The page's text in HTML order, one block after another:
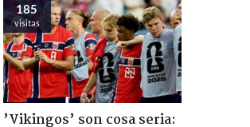
185
visitas
’Vikingos’ son cosa seria: